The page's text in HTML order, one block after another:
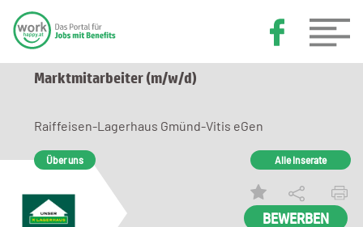
Marktmitarbeiter (m/w/d)
Raiffeisen-Lagerhaus Gmünd-Vitis eGen
Über uns Alle Inserate